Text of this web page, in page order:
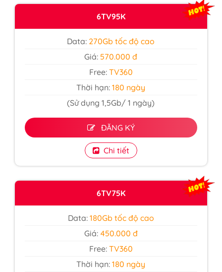
6TV95K
Data: 270Gb tốc độ cao
Giá: 570.000 đ
Free: TV360
Thời hạn:180 ngày
(Sử dụng 1,5Gb/ 1 ngày)
ĐĂNG KÝ
Chi tiết
6TV75K
Data: 180Gb tốc độ cao
Giá: 450.000 đ
Free: TV360
Thời hạn:180 ngày